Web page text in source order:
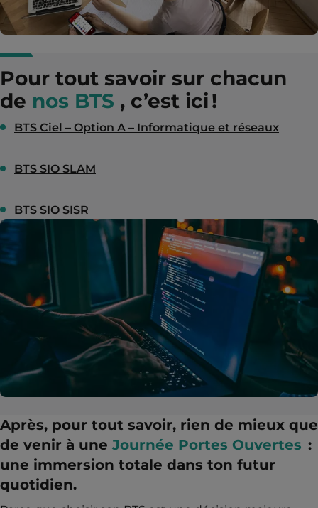
Pour tout savoir sur chacun
de nos BTS , c’est ici !
BTS Ciel – Option A – Informatique et réseaux
BTS SIO SLAM
BTS SIO SISR
Après, pour tout savoir, rien de mieux que
de venir à une Journée Portes Ouvertes :
une immersion totale dans ton futur
quotidien.